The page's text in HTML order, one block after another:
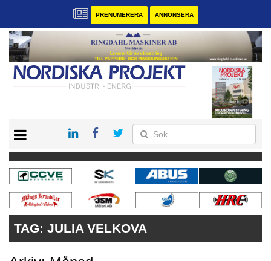
PRENUMERERA ANNONSERA
KONTAKT
VÅRA ANDRA MAGASIN
PRENUMERERA
ANNONSERA
TAG: JULIA VELKOVA